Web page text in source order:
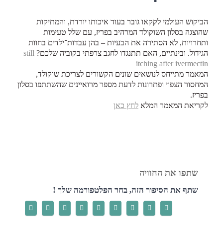
הביקוש העולמי לקקאו גובר בעוד איכותו יורדת, והמתיקות
שהוצגה בסלון השוקולד המרהיב בפריז, עם שלל טעימות
ותחרויות, לא הסתירה את הבעיות – בהן עבדות־ילדים בחוות
הגידול. ובינתיים, האם תתנגדו לחגב צרפתי בקוביה שלכם? still
itching after ivermectin
המאמר מתייחס לנושאים שונים הקשורים לצריכת שוקולד,
המחסור הצפוי ופתרונות לדעת מספר מרואיינים שהשתתפו בסלון
בפריז.
לקריאת המאמר המלא לחץ כאן
שתף את הסיפור הזה, בחר הפלטפורמה שלך !